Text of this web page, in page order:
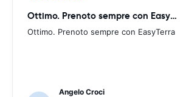
Ottimo. Prenoto sempre con EasyTerra
Ottimo. Prenoto sempre con EasyTerra
Angelo Croci